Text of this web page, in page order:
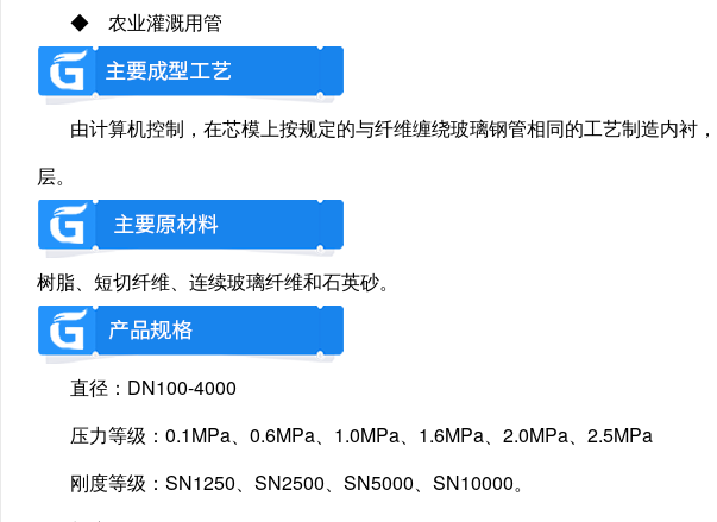
◆ 农业灌溉用管
由计算机控制，在芯模上按规定的与纤维缠绕玻璃钢管相同的工艺制造内衬
层。
树脂、短切纤维、连续玻璃纤维和石英砂。
直径：DN100-4000
压力等级：0.1MPa、0.6MPa、1.0MPa、1.6MPa、2.0MPa、2.5MPa
刚度等级：SN1250、SN2500、SN5000、SN10000。